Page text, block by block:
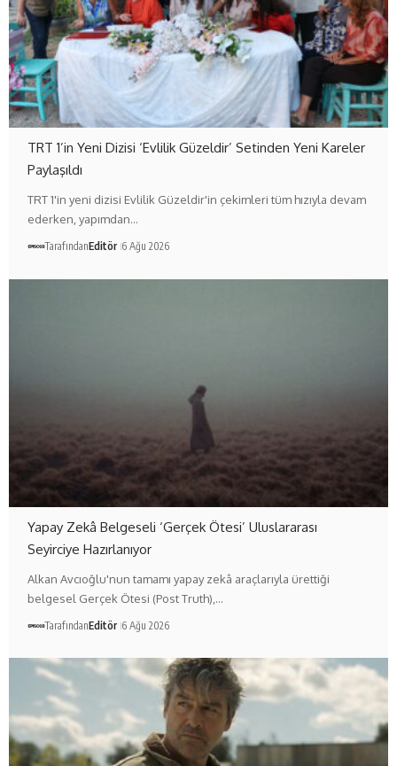
TRT 1’in Yeni Dizisi ‘Evlilik Güzeldir’ Setinden Yeni Kareler
Paylaşıldı
TRT 1'in yeni dizisi Evlilik Güzeldir'in çekimleri tüm hızıyla devam
ederken, yapımdan…
TarafındanEditör 6 Ağu 2026
Yapay Zekâ Belgeseli ‘Gerçek Ötesi’ Uluslararası
Seyirciye Hazırlanıyor
Alkan Avcıoğlu'nun tamamı yapay zekâ araçlarıyla ürettiği
belgesel Gerçek Ötesi (Post Truth),…
TarafındanEditör 6 Ağu 2026